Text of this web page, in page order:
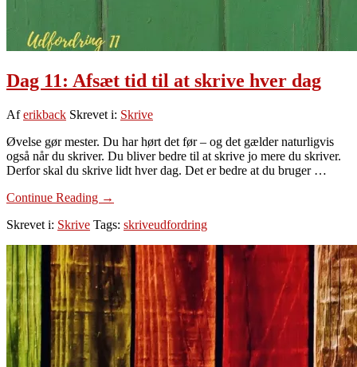
Dag 11: Afsæt tid til at skrive hver dag
Aferikback Skrevet i: Skrive
Øvelse gør mester. Du har hørt det før – og det gælder naturligvis
også når du skriver. Du bliver bedre til at skrive jo mere du skriver.
Derfor skal du skrive lidt hver dag. Det er bedre at du bruger …
Continue Reading om
11:
tid
til
at
skrive
hver
dag
→
Skrevet i: Skrive Tags: skriveudfordring